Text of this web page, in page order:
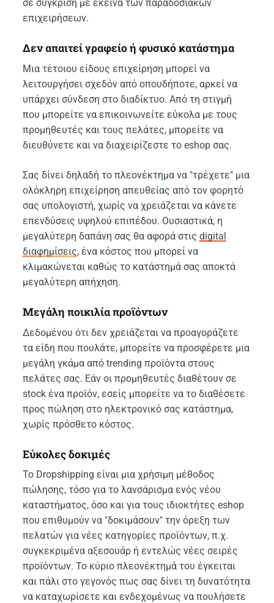
σε σύγκριση με εκείνα των παραδοσιακών
επιχειρήσεων.
Δεν απαιτεί γραφείο ή φυσικό κατάστημα
Μια τέτοιου είδους επιχείρηση μπορεί να
λειτουργήσει σχεδόν από οπουδήποτε, αρκεί να
υπάρχει σύνδεση στο διαδίκτυο. Από τη στιγμή
που μπορείτε να επικοινωνείτε εύκολα με τους
προμηθευτές και τους πελάτες, μπορείτε να
διευθύνετε και να διαχειρίζεστε το eshop σας.
Σας δίνει δηλαδή το πλεονέκτημα να "τρέχετε" μια
ολόκληρη επιχείρηση απευθείας από τον φορητό
σας υπολογιστή, χωρίς να χρειάζεται να κάνετε
επενδύσεις υψηλού επιπέδου. Ουσιαστικά, η
μεγαλύτερη δαπάνη σας θα αφορά στιςdigital
διαφημίσεις, ένα κόστος που μπορεί να
κλιμακώνεται καθώς το κατάστημά σας αποκτά
μεγαλύτερη απήχηση.
Μεγάλη ποικιλία προϊόντων
Δεδομένου ότι δεν χρειάζεται να προαγοράζετε
τα είδη που πουλάτε, μπορείτε να προσφέρετε μια
μεγάλη γκάμα από trending προϊόντα στους
πελάτες σας. Εάν οι προμηθευτές διαθέτουν σε
stock ένα προϊόν, εσείς μπορείτε να το διαθέσετε
προς πώληση στο ηλεκτρονικό σας κατάστημα,
χωρίς πρόσθετο κόστος.
Εύκολες δοκιμές
Το Dropshipping είναι μια χρήσιμη μέθοδος
πώλησης, τόσο για το λανσάρισμα ενός νέου
καταστήματος, όσο και για τους ιδιοκτήτες eshop
που επιθυμούν να "δοκιμάσουν" την όρεξη των
πελατών για νέες κατηγορίες προϊόντων, π.χ.
συγκεκριμένα αξεσουάρ ή εντελώς νέες σειρές
προϊόντων. Το κύριο πλεονέκτημά του έγκειται
και πάλι στο γεγονός πως σας δίνει τη δυνατότητα
να καταχωρίσετε και ενδεχομένως να πουλήσετε